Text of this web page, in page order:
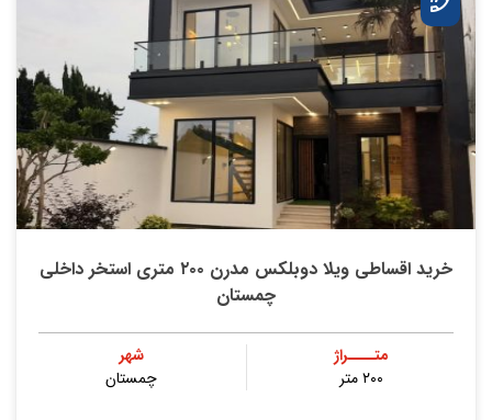
خرید اقساطی ویلا دوبلکس مدرن ۲۰۰ متری استخر داخلی
چمستان
متــــراژ
۲۰۰ متر
شهر
چمستان